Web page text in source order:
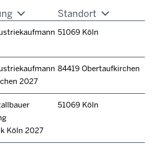
Standort
51069 Köln
2027
84419 Obertaufkirchen
Köln 2027
51069 Köln